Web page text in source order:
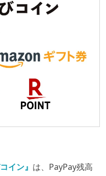
イン』 は、PayPay残高